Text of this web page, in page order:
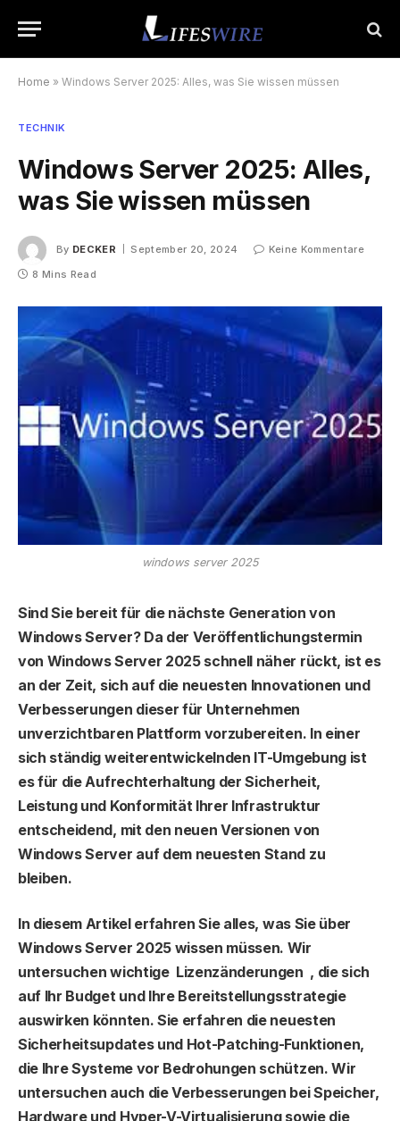
Home » Windows Server 2025: Alles, was Sie wissen müssen
TECHNIK
Windows Server 2025: Alles,
was Sie wissen müssen
By DECKER September 20, 2024
Keine Kommentare
8 Mins Read
windows server 2025
Sind Sie bereit für die nächste Generation von
Windows Server? Da der Veröffentlichungstermin
von Windows Server 2025 schnell näher rückt, ist es
an der Zeit, sich auf die neuesten Innovationen und
Verbesserungen dieser für Unternehmen
unverzichtbaren Plattform vorzubereiten. In einer
sich ständig weiterentwickelnden IT-Umgebung ist
es für die Aufrechterhaltung der Sicherheit,
Leistung und Konformität Ihrer Infrastruktur
entscheidend, mit den neuen Versionen von
Windows Server auf dem neuesten Stand zu
bleiben.
In diesem Artikel erfahren Sie alles, was Sie über
Windows Server 2025 wissen müssen. Wir
untersuchen wichtige Lizenzänderungen , die sich
auf Ihr Budget und Ihre Bereitstellungsstrategie
auswirken könnten. Sie erfahren die neuesten
Sicherheitsupdates und Hot-Patching-Funktionen,
die Ihre Systeme vor Bedrohungen schützen. Wir
untersuchen auch die Verbesserungen bei Speicher,
Hardware und Hyper-V-Virtualisierung sowie die